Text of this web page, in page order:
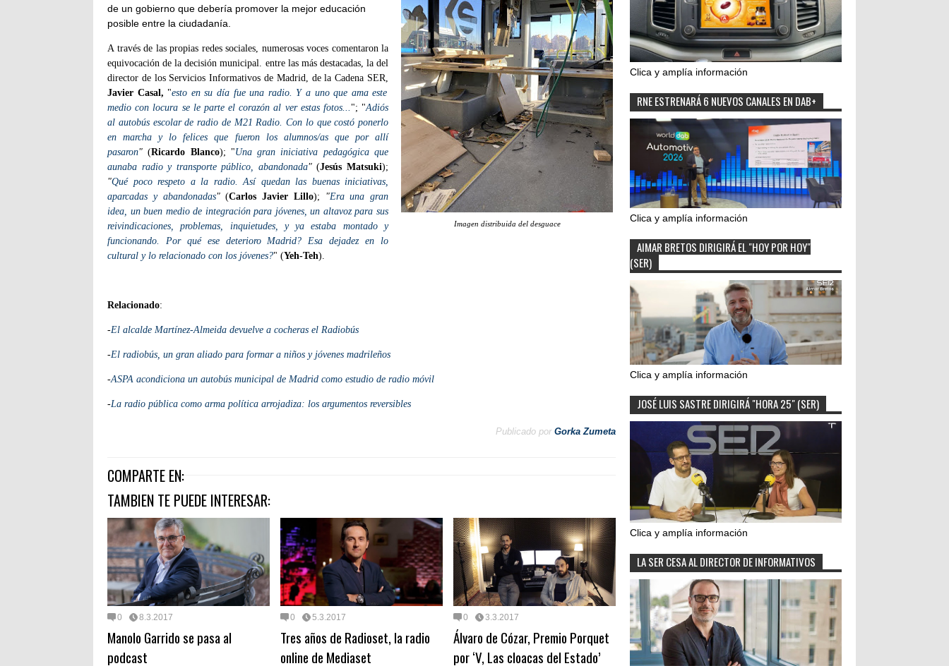
Imagen distribuida del desguace
de un gobierno que debería promover la mejor educación
posible entre la ciudadanía.
A través de las propias redes sociales, numerosas voces comentaron la
equivocación de la decisión municipal. entre las más destacadas, la del
director de los Servicios Informativos de Madrid, de la Cadena SER,
Javier Casal, "esto en su día fue una radio. Y a uno que ama este
medio con locura se le parte el corazón al ver estas fotos... "; "Adiós
al autobús escolar de radio de M21 Radio. Con lo que costó ponerlo
en marcha y lo felices que fueron los alumnos/as que por allí
pasaron"(Ricardo Blanco); "Una gran iniciativa pedagógica que
aunaba radio y transporte público, abandonada"(Jesús Matsuki);
"Qué poco respeto a la radio. Así quedan las buenas iniciativas,
aparcadas y abandonadas"(Carlos Javier Lillo); "Era una gran
idea, un buen medio de integración para jóvenes, un altavoz para sus
reivindicaciones, problemas, inquietudes, y ya estaba montado y
funcionando. Por qué ese deterioro Madrid? Esa dejadez en lo
cultural y lo relacionado con los jóvenes?" (Yeh-Teh).
Relacionado:
-El alcalde Martínez-Almeida devuelve a cocheras el Radiobús
-El radiobús, un gran aliado para formar a niños y jóvenes madrileños
-ASPA acondiciona un autobús municipal de Madrid como estudio de radio móvil
-La radio pública como arma política arrojadiza: los argumentos reversibles
Publicado por Gorka Zumeta
COMPARTE EN:
TAMBIEN TE PUEDE INTERESAR:
0 8.3.2017
Manolo Garrido se pasa al
podcast
0 5.3.2017
Tres años de Radioset, la radio
online de Mediaset
0 3.3.2017
Álvaro de Cózar, Premio Porquet
por ‘V, Las cloacas del Estado’
Clica y amplía información
RNE ESTRENARÁ 6 NUEVOS CANALES EN DAB+
Clica y amplía información
AIMAR BRETOS DIRIGIRÁ EL "HOY POR HOY"
(SER)
Clica y amplía información
JOSÉ LUIS SASTRE DIRIGIRÁ "HORA 25" (SER)
Clica y amplía información
LA SER CESA AL DIRECTOR DE INFORMATIVOS